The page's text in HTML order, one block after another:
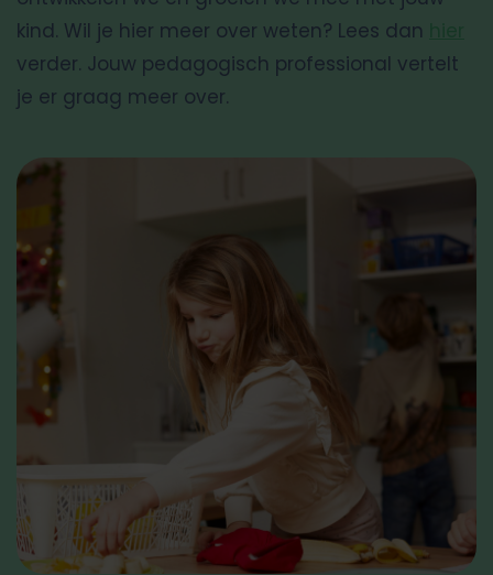
kind. Wil je hier meer over weten? Lees dan
verder. Jouw pedagogisch professional vertelt
je er graag meer over.